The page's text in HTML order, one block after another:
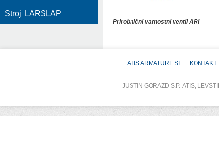
Stroji LARSLAP
Prirobnični varnostni ventil ARI
ATIS ARMATURE.SI KONTAKT
JUSTIN GORAZD S.P.-ATIS,